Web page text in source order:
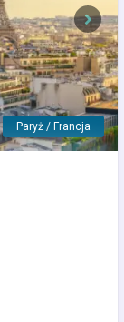
Paryż / Francja
Next